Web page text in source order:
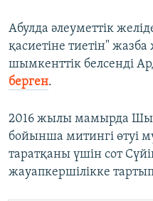
Абулда әлеуметтік
қасиетіне тиетін"
шымкенттік белсенді
берген.
2016 жылы мамырда
бойынша митингі өтуі
таратқаны үшін сот
жауапкершілікке